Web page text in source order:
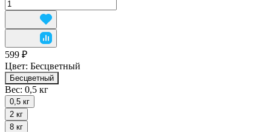
599 ₽
Цвет: Бесцветный
Бесцветный
Вес: 0,5 кг
0,5 кг
2 кг
8 кг